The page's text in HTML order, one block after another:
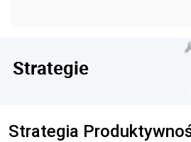
Strategie
Strategia